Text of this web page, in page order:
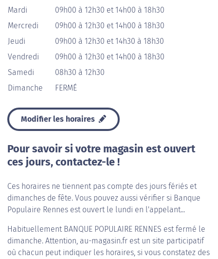
Mardi
09h00 à 12h30 et 14h00 à 18h30
Mercredi
09h00 à 12h30 et 14h00 à 18h30
Jeudi
09h00 à 12h30 et 14h30 à 18h30
Vendredi
09h00 à 12h30 et 14h00 à 18h30
Samedi
08h30 à 12h30
Dimanche
FERMÉ
Modifier les horaires
Pour savoir si votre magasin est ouvert
ces jours, contactez-le !
Ces horaires ne tiennent pas compte des jours fériés et
dimanches de fête. Vous pouvez aussi vérifier si Banque
Populaire Rennes est ouvert le lundi en l'appelant...
Habituellement BANQUE POPULAIRE RENNES est fermé le
dimanche. Attention, au-magasin.fr est un site participatif
où chacun peut indiquer les horaires, si vous constatez des